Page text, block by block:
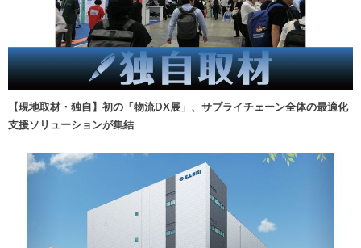
【現地取材・独自】初の「物流DX展」、サプライチェーン全体の最適化
支援ソリューションが集結